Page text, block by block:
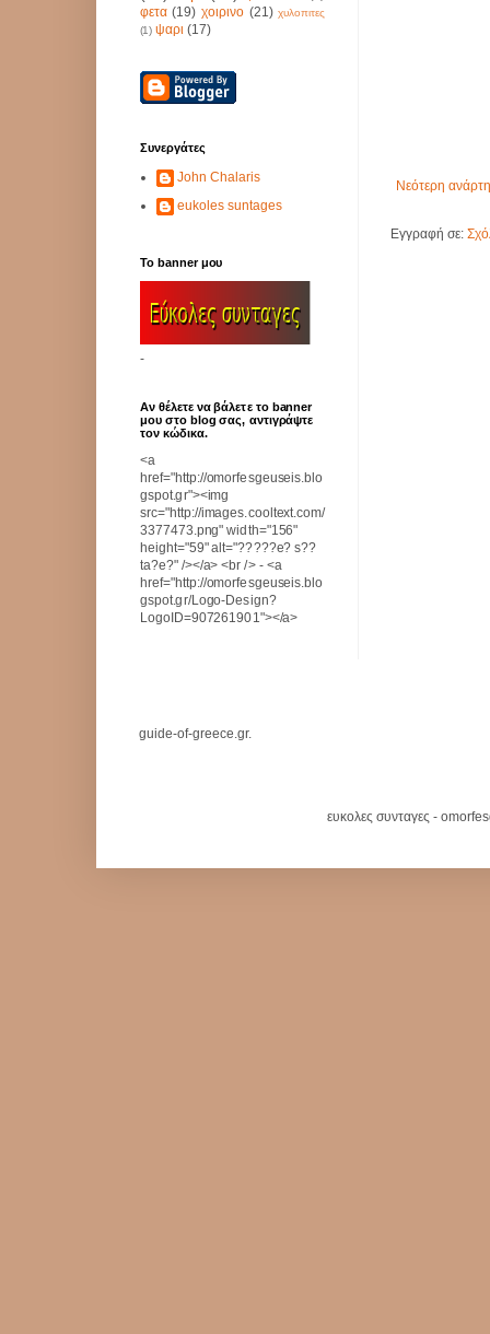
Νεότερη
Εγγραφή σε:
φετα (19) χοιρινο (21) χυλοπιτες
(1) ψαρι (17)
Συνεργάτες
John Chalaris
eukoles suntages
Το banner μου
-
Αν θέλετε να βάλετε το banner
μου στο blog σας, αντιγράψτε
τον κώδικα.
<a
href="http://omorfesgeuseis.blo
gspot.gr"><img
src="http://images.cooltext.com/
3377473.png" width="156"
height="59" alt="?????e? s??
ta?e?" /></a> <br /> - <a
href="http://omorfesgeuseis.blo
gspot.gr/Logo-Design?
LogoID=907261901"></a>
guide-of-greece.gr.
ευκολες συνταγες -